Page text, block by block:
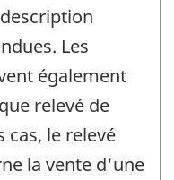
Les
également
relevé de
cas, le relevé
la vente d'une